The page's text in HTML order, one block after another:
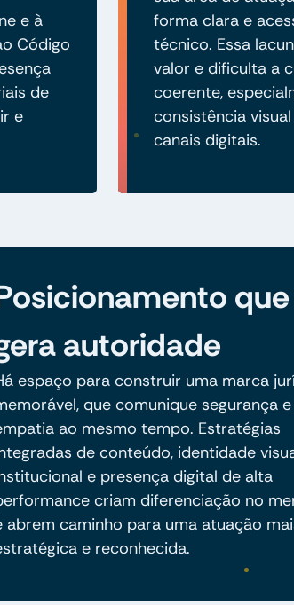
e à
Código
de
e
forma clara e
técnico. Essa
valor e dificulta a
coerente,
consistência
canais digitais.
que
autoridade
espaço para construir uma marca
que comunique segurança e
ao mesmo tempo. Estratégias
de conteúdo, identidade
e presença digital de alta
criam diferenciação no
abrem caminho para uma atuação
e reconhecida.